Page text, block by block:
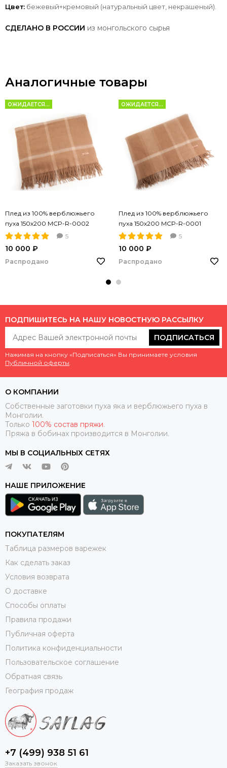
Цвет: бежевый+кремовый (натуральный цвет, некрашеный).
СДЕЛАНО В РОССИИ из монгольского сырья
Аналогичные товары
ОЖИДАЕТСЯ...
Плед из 100% верблюжьего
пуха 150х200 MCP-R-0002
5
10 000 ₽
Распродано
ОЖИДАЕТСЯ...
Плед из 100% верблюжьего
пуха 150х200 MCP-R-0001
5
10 000 ₽
Распродано
ПОДПИШИТЕСЬ НА НАШУ НОВОСТНУЮ РАССЫЛКУ
ПОДПИСАТЬСЯ
Нажимая на кнопку «Подписаться» Вы принимаете условия
Публичной оферты
О КОМПАНИИ
Собственные заготовки пуха яка и верблюжьего пуха в
Монголии.
Только 100% состав пряжи.
Пряжа в бобинах производится в Монголии.
МЫ В СОЦИАЛЬНЫХ СЕТЯХ
НАШЕ ПРИЛОЖЕНИЕ
ПОКУПАТЕЛЯМ
Таблица размеров варежек
Как сделать заказ
Условия возврата
О доставке
Способы оплаты
Правила продажи
Публичная оферта
Политика конфиденциальности
Пользовательское соглашение
Обратная связь
География продаж
+7 (499) 938 51 61
Заказать звонок